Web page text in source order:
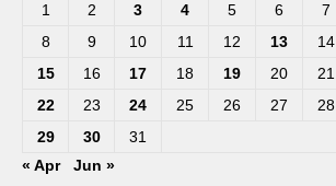
1
2 3 4 5 6
7
8
9 10 11 12 13
14
15
16 17 18 19 20
21
22
23 24 25 26 27
28
29
30
31
« Apr
Jun »